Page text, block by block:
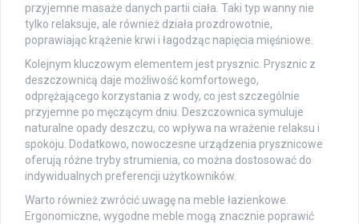
przyjemne masaże danych partii ciała. Taki typ wanny nie
tylko relaksuje, ale również działa prozdrowotnie,
poprawiając krążenie krwi i łagodząc napięcia mięśniowe.
Kolejnym kluczowym elementem jest prysznic. Prysznic z
deszczownicą daje możliwość komfortowego,
odprężającego korzystania z wody, co jest szczególnie
przyjemne po męczącym dniu. Deszczownica symuluje
naturalne opady deszczu, co wpływa na wrażenie relaksu i
spokoju. Dodatkowo, nowoczesne urządzenia prysznicowe
oferują różne tryby strumienia, co można dostosować do
indywidualnych preferencji użytkowników.
Warto również zwrócić uwagę na meble łazienkowe.
Ergonomiczne, wygodne meble mogą znacznie poprawić